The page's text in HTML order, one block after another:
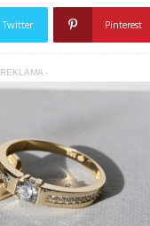
Twitter Pinterest
-